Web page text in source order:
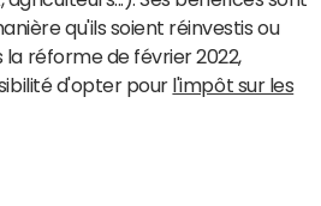
qu'ils soient réinvestis ou
la réforme de février 2022,
d'opter pour l'impôt sur les